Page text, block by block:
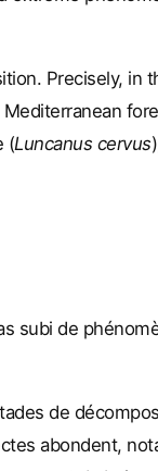
Precisely, in
(Luncanus cervus
subi de
de
abondent,